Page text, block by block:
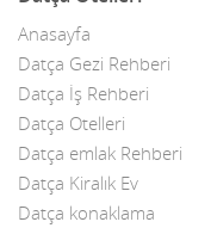
Çelik Kapı
Çiçekçiler
Datça Bademi
Datça Feribot
Anasayfa
Datça Gezi Rehberi
Datça İş Rehberi
Datça Otelleri
Datça emlak Rehberi
Datça Kiralık Ev
Datça konaklama